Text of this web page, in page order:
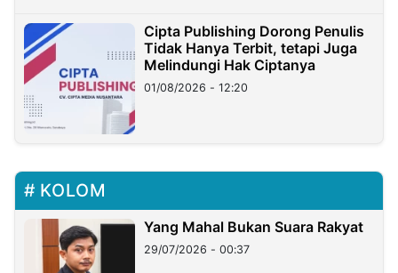
Cipta Publishing Dorong Penulis
Tidak Hanya Terbit, tetapi Juga
Melindungi Hak Ciptanya
01/08/2026 - 12:20
KOLOM
Yang Mahal Bukan Suara Rakyat
29/07/2026 - 00:37